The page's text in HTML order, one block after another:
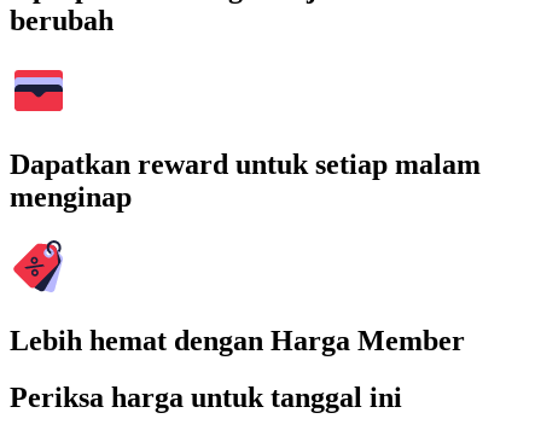
berubah
Dapatkan reward untuk setiap malam
menginap
Lebih hemat dengan Harga Member
Periksa harga untuk tanggal ini